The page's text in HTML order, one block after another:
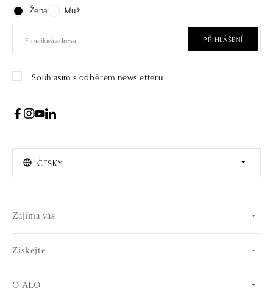
Žena
Muž
PŘIHLÁŠENÍ
Souhlasím s odběrem newsletteru
ČESKY
Zajíma vás
Získejte
O ALO